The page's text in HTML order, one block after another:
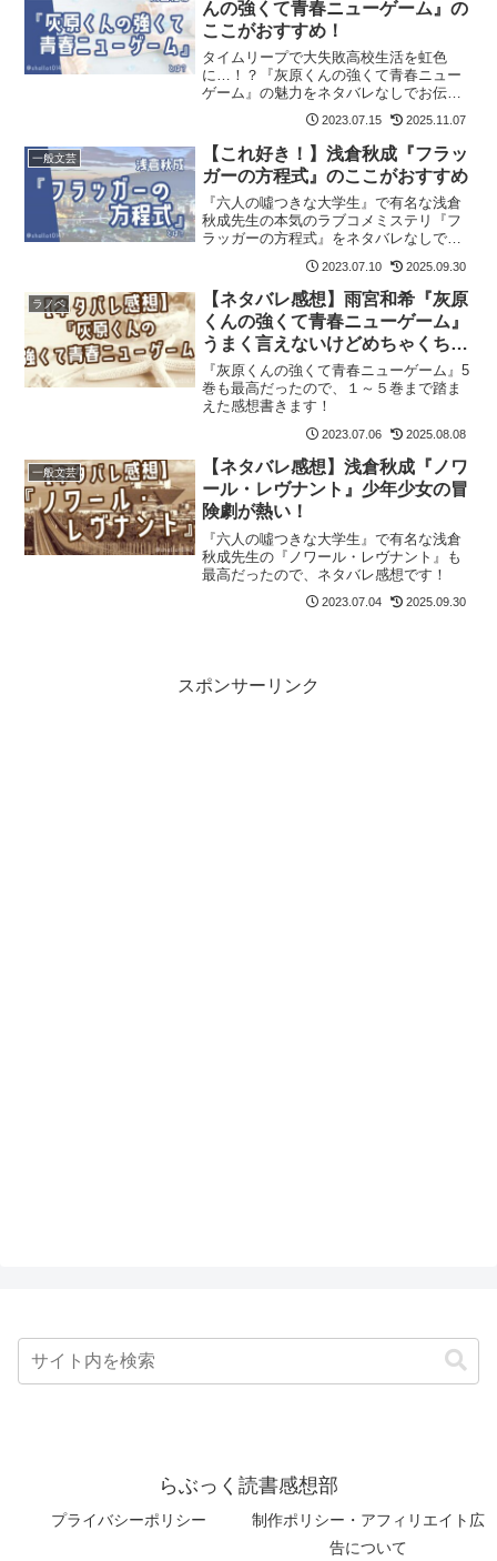
んの強くて青春ニューゲーム』の
ここがおすすめ！
タイムリープで大失敗高校生活を虹色
に…！？『灰原くんの強くて青春ニュー
ゲーム』の魅力をネタバレなしでお伝え
します。記事の最後には「灰原くん」が
気に入った方におすすめの作品も紹介し
ています。
2023.07.15 2025.11.07
一般文芸
【これ好き！】浅倉秋成『フラッ
ガーの方程式』のここがおすすめ
『六人の噓つきな大学生』で有名な浅倉
秋成先生の本気のラブコメミステリ『フ
ラッガーの方程式』をネタバレなしで紹
介します。めちゃ面白いよ！ 記事の最
後には『フラッガーの方程式』が気に入
った方におすすめの作品も紹介していま
す。
2023.07.10 2025.09.30
ラノベ
【ネタバレ感想】雨宮和希『灰原
くんの強くて青春ニューゲーム』
うまく言えないけどめちゃくちゃ
好きだ～！
『灰原くんの強くて青春ニューゲーム』5
巻も最高だったので、１～５巻まで踏ま
えた感想書きます！
2023.07.06 2025.08.08
一般文芸
【ネタバレ感想】浅倉秋成『ノワ
ール・レヴナント』少年少女の冒
険劇が熱い！
『六人の噓つきな大学生』で有名な浅倉
秋成先生の『ノワール・レヴナント』も
最高だったので、ネタバレ感想です！
2023.07.04 2025.09.30
スポンサーリンク
らぶっく読書感想部
プライバシーポリシー
制作ポリシー・アフィリエイト広
告について